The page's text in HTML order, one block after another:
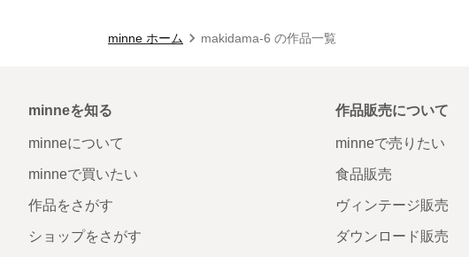
minne ホーム makidama-6 の作品一覧
minneを知る
minneについて
minneで買いたい
作品をさがす
ショップをさがす
作品販売について
minneで売りたい
食品販売
ヴィンテージ販売
ダウンロード販売